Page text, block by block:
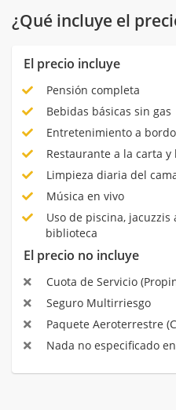
¿Qué incluye el
El precio incluye
Pensión completa
Bebidas básicas sin gas
Entretenimiento a bordo
Restaurante a la carta
Limpieza diaria del
Música en vivo
Uso de piscina,
biblioteca
El precio no incluye
Cuota de Servicio
Seguro Multirriesgo
Paquete Aeroterrestre
Nada no especificado